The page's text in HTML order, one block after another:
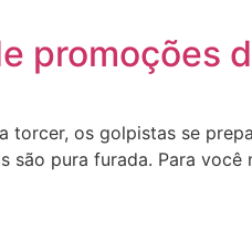
promoções
torcer, os golpistas se
são pura furada. Para você